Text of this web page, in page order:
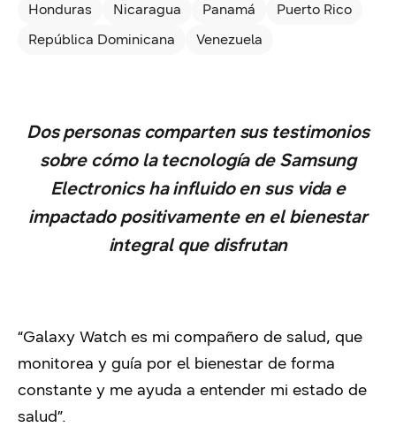
Honduras
Nicaragua Panamá
Puerto Rico
República Dominicana
Venezuela
Dos personas comparten sus testimonios
sobre cómo la tecnología de Samsung
Electronics ha influido en sus vida e
impactado positivamente en el bienestar
integral que disfrutan
“Galaxy Watch es mi compañero de salud, que
monitorea y guía por el bienestar de forma
constante y me ayuda a entender mi estado de
salud”.